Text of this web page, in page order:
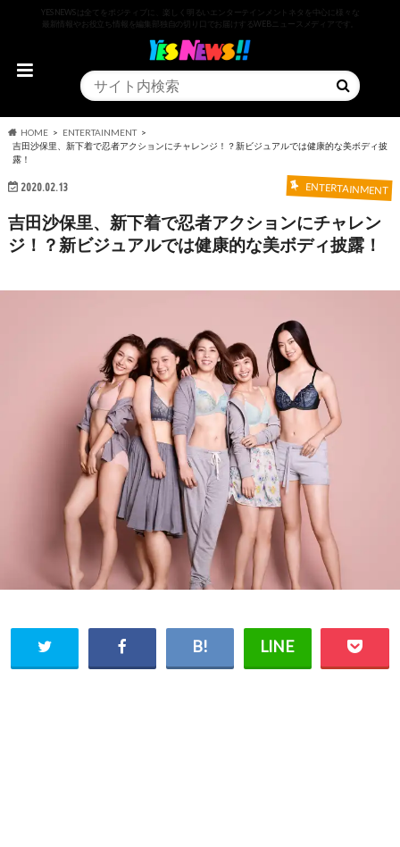
YESNEWSは全てをポジティブに、楽しく明るいエンターテインメントネタを中心に様々な
最新情報やお役立ち情報を編集部独自の切り口でお届けするWEBニュースメディアです。
HOME
ENTERTAINMENT
吉田沙保里、新下着で忍者アクションにチャレンジ！？新ビジュアルでは健康的な美ボディ披
露！
2020.02.13 ENTERTAINMENT
吉田沙保里、新下着で忍者アクションにチャレン
ジ！？新ビジュアルでは健康的な美ボディ披露！